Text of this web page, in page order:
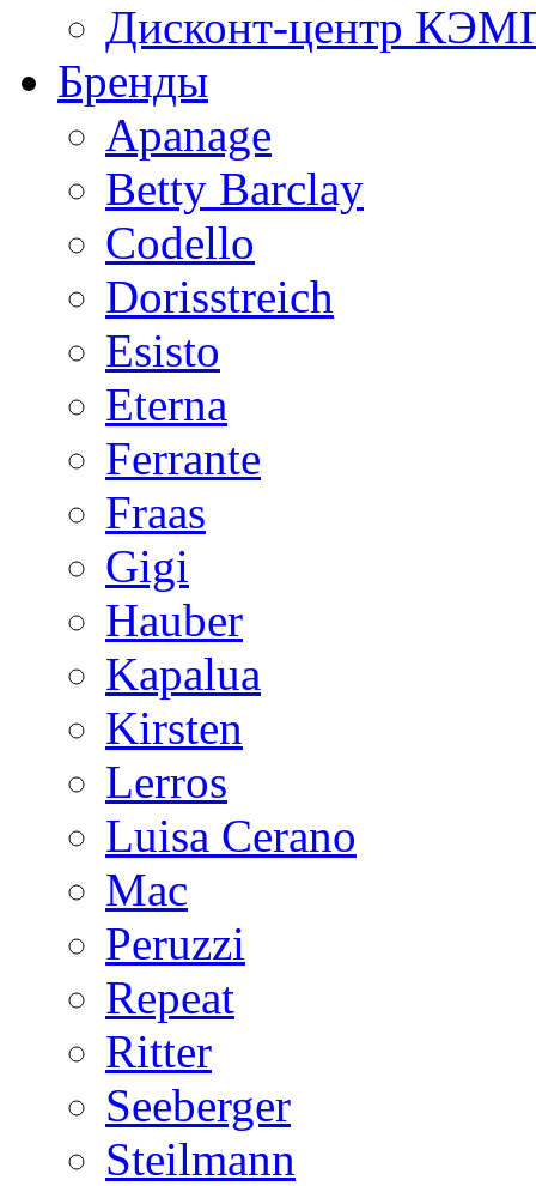
Дисконт-центр
Бренды
Apanage
Betty Barclay
Codello
Dorisstreich
Esisto
Eterna
Ferrante
Fraas
Gigi
Hauber
Kapalua
Kirsten
Lerros
Luisa Cerano
Mac
Peruzzi
Repeat
Ritter
Seeberger
Steilmann